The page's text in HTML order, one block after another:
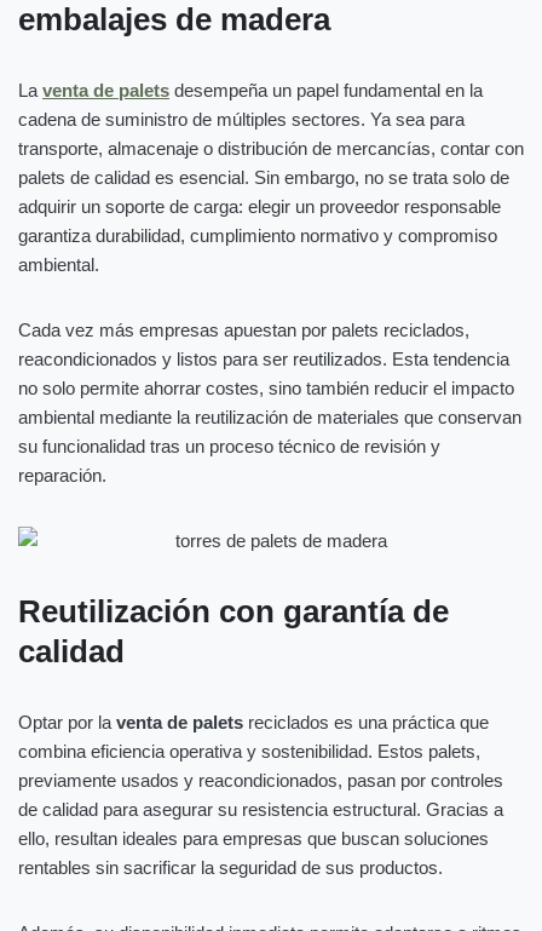
embalajes de madera
La venta de palets desempeña un papel fundamental en la
cadena de suministro de múltiples sectores. Ya sea para
transporte, almacenaje o distribución de mercancías, contar con
palets de calidad es esencial. Sin embargo, no se trata solo de
adquirir un soporte de carga: elegir un proveedor responsable
garantiza durabilidad, cumplimiento normativo y compromiso
ambiental.
Cada vez más empresas apuestan por palets reciclados,
reacondicionados y listos para ser reutilizados. Esta tendencia
no solo permite ahorrar costes, sino también reducir el impacto
ambiental mediante la reutilización de materiales que conservan
su funcionalidad tras un proceso técnico de revisión y
reparación.
Reutilización con garantía de
calidad
Optar por la venta de palets reciclados es una práctica que
combina eficiencia operativa y sostenibilidad. Estos palets,
previamente usados y reacondicionados, pasan por controles
de calidad para asegurar su resistencia estructural. Gracias a
ello, resultan ideales para empresas que buscan soluciones
rentables sin sacrificar la seguridad de sus productos.